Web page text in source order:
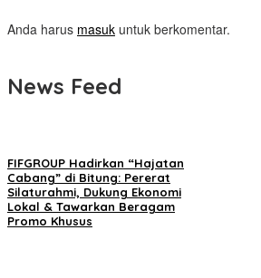
Anda harus masuk untuk berkomentar.
News Feed
FIFGROUP Hadirkan “Hajatan
Cabang” di Bitung: Pererat
Silaturahmi, Dukung Ekonomi
Lokal & Tawarkan Beragam
Promo Khusus